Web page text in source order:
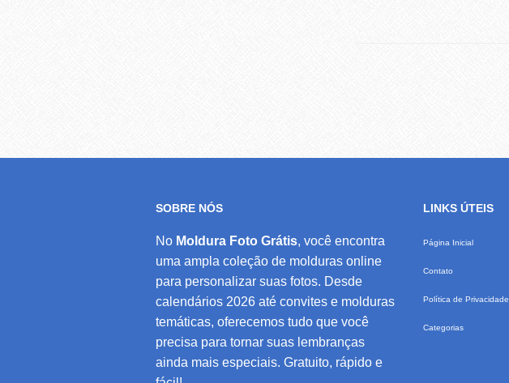
SOBRE NÓS
No Moldura Foto Grátis, você encontra
uma ampla coleção de molduras online
para personalizar suas fotos. Desde
calendários 2026 até convites e molduras
temáticas, oferecemos tudo que você
precisa para tornar suas lembranças
ainda mais especiais. Gratuito, rápido e
LINKS ÚTEIS
Página Inicial
Contato
Política de Privacidade
Categorias